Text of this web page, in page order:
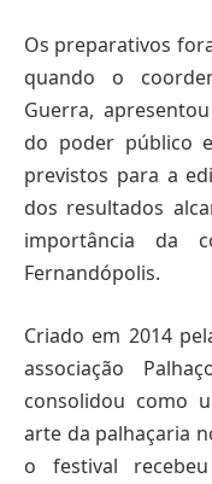
Os preparativos
quando o
Guerra,
do poder público
previstos para a
dos resultados
importância da
Fernandópolis.
Criado em 2014
associação
consolidou como
arte da palhaçaria
o festival